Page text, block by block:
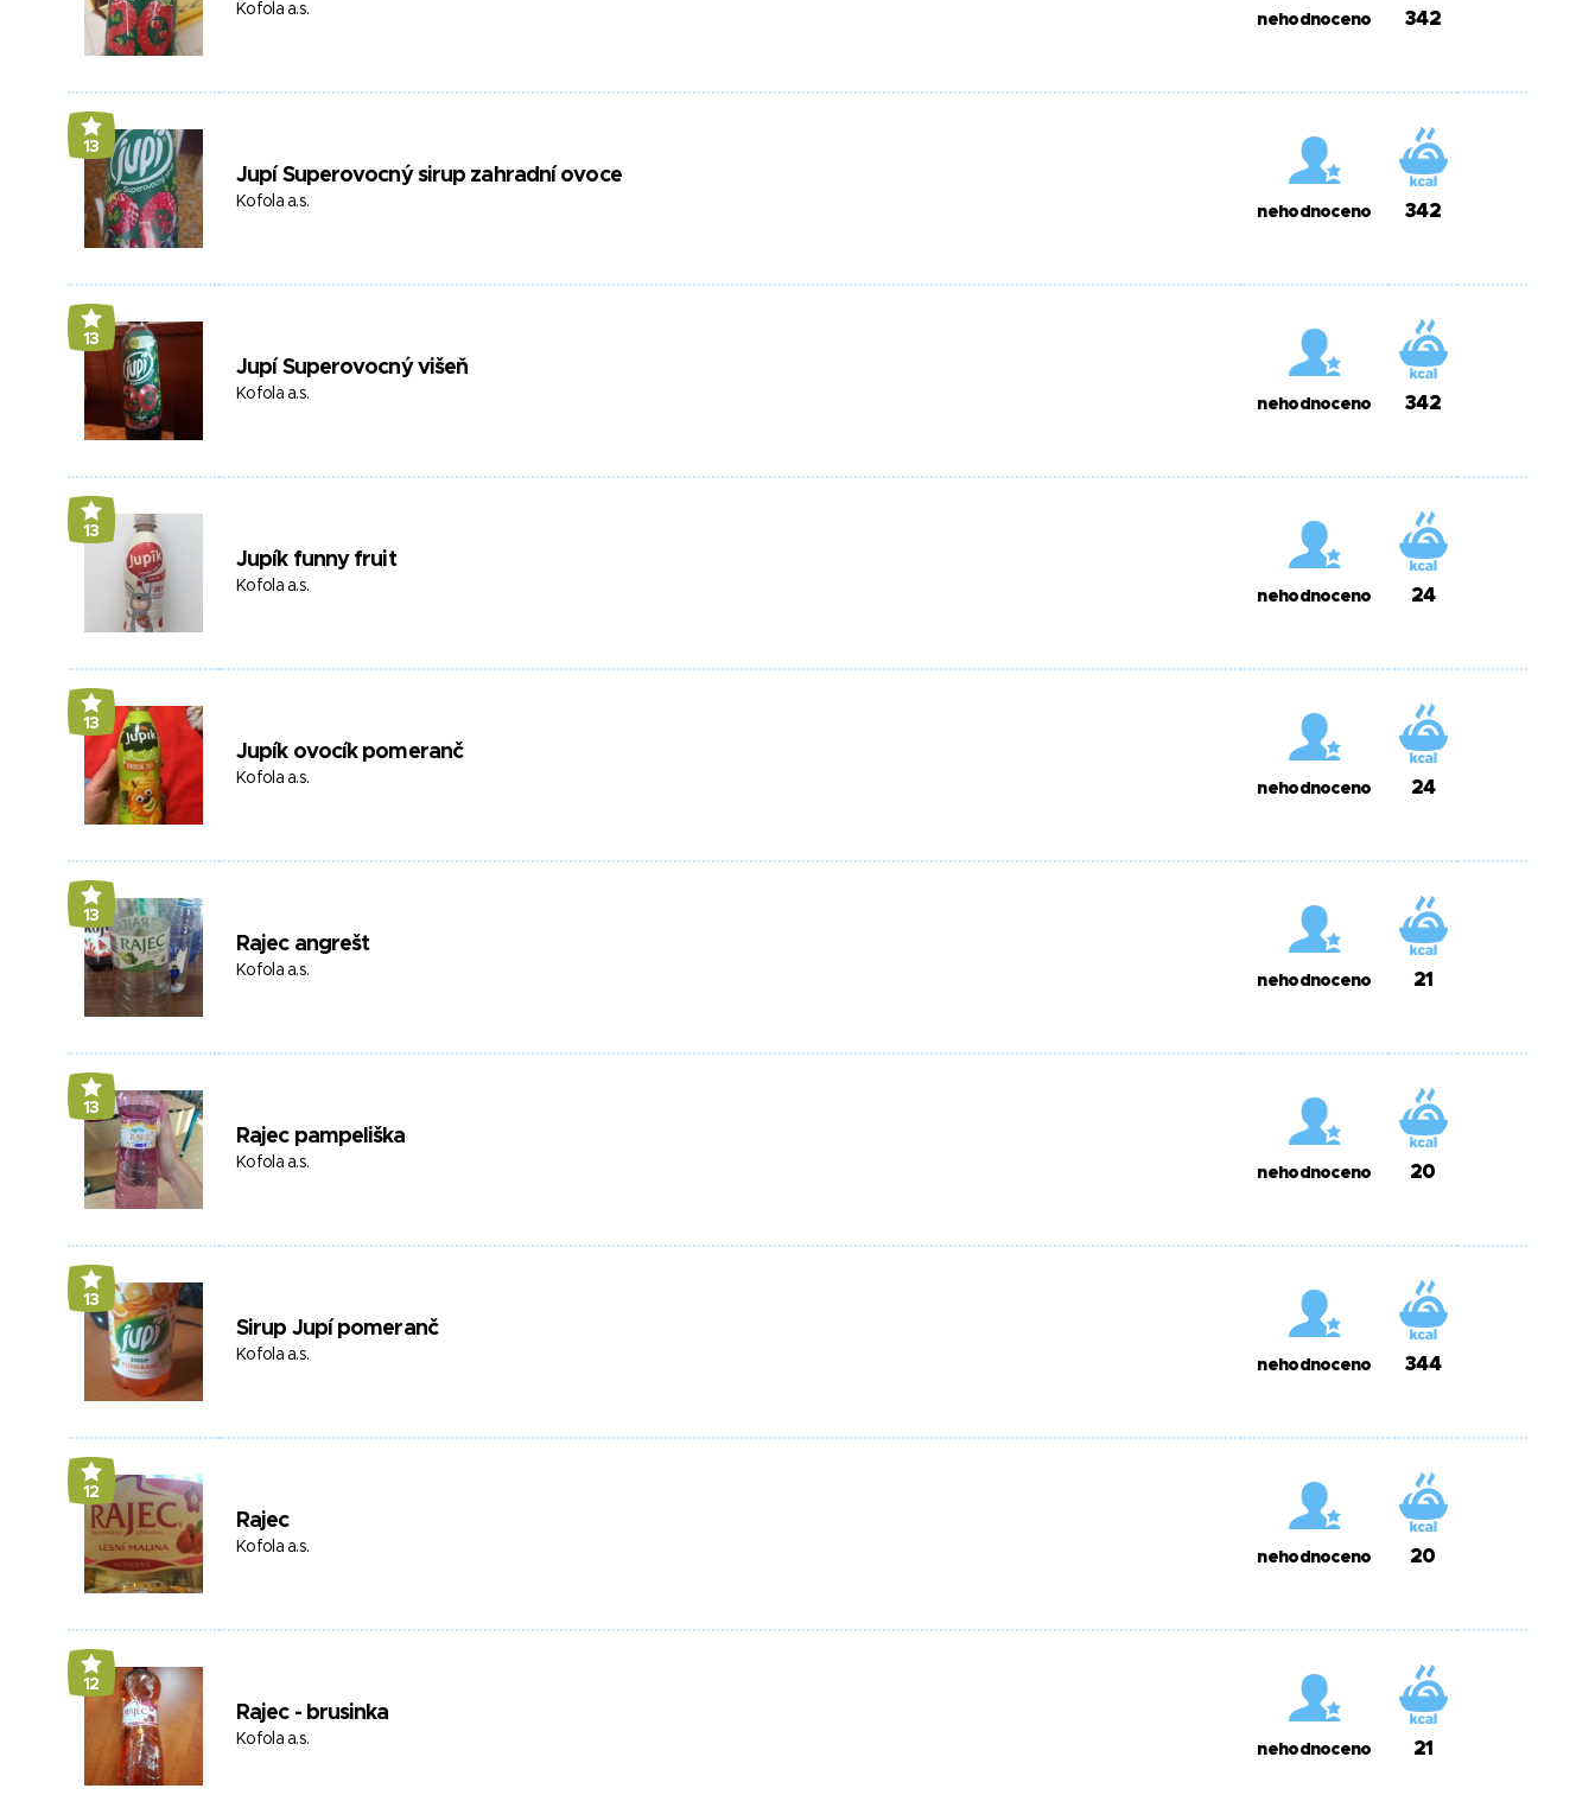
Kofola a.s.
nehodnoceno 342
13
Jupí Superovocný sirup zahradní ovoce
Kofola a.s.
nehodnoceno 342
13
Jupí Superovocný višeň
Kofola a.s.
nehodnoceno 342
13
Jupík funny fruit
Kofola a.s.
nehodnoceno 24
13
Jupík ovocík pomeranč
Kofola a.s.
nehodnoceno 24
13
Rajec angrešt
Kofola a.s.
nehodnoceno 21
13
Rajec pampeliška
Kofola a.s.
nehodnoceno 20
13
Sirup Jupí pomeranč
Kofola a.s.
nehodnoceno 344
12
Rajec
Kofola a.s.
nehodnoceno 20
12
Rajec - brusinka
Kofola a.s.
nehodnoceno 21